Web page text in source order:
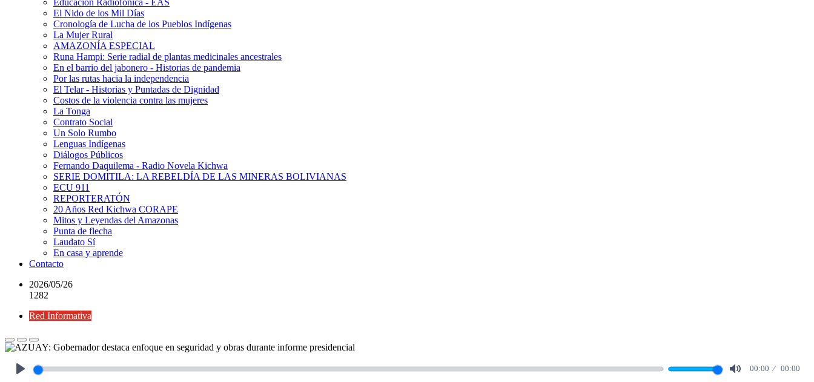
Educación Radiofónica - EAS
El Nido de los Mil Días
Cronología de Lucha de los Pueblos Indígenas
La Mujer Rural
AMAZONÍA ESPECIAL
Runa Hampi: Serie radial de plantas medicinales ancestrales
En el barrio del jabonero - Historias de pandemia
Por las rutas hacia la independencia
El Telar - Historias y Puntadas de Dignidad
Costos de la violencia contra las mujeres
La Tonga
Contrato Social
Un Solo Rumbo
Lenguas Indígenas
Diálogos Públicos
Fernando Daquilema - Radio Novela Kichwa
SERIE DOMITILA: LA REBELDÍA DE LAS MINERAS BOLIVIANAS
ECU 911
REPORTERATÓN
20 Años Red Kichwa CORAPE
Mitos y Leyendas del Amazonas
Punta de flecha
Laudato Sí
En casa y aprende
Contacto
2026/05/26
1282
Red Informativa
00:00 00:00